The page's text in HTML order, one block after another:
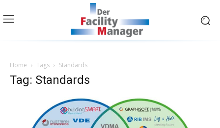
Home Tags Standards
Tag: Standards